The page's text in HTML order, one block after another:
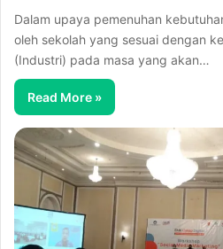
Dalam upaya pemenuhan
oleh sekolah yang sesuai dengan
(Industri) pada masa yang akan…
Read More »